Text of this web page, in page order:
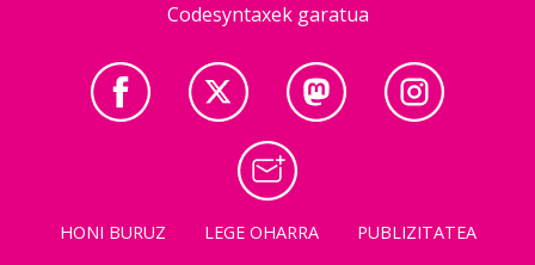
Codesyntaxek garatua
HONI BURUZ LEGE OHARRA
PUBLIZITATEA